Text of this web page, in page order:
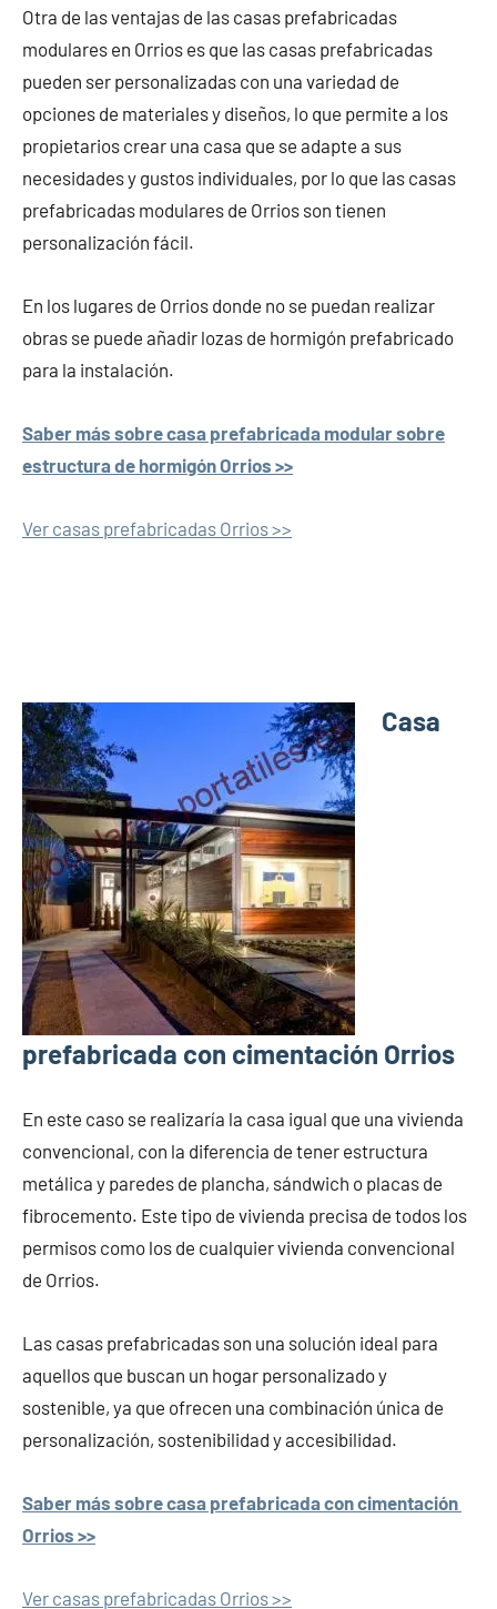
Otra de las ventajas de las casas prefabricadas
modulares en Orrios es que las casas prefabricadas
pueden ser personalizadas con una variedad de
opciones de materiales y diseños, lo que permite a los
propietarios crear una casa que se adapte a sus
necesidades y gustos individuales, por lo que las casas
prefabricadas modulares de Orrios son tienen
personalización fácil.
En los lugares de Orrios donde no se puedan realizar
obras se puede añadir lozas de hormigón prefabricado
para la instalación.
Saber más sobre casa prefabricada modular sobre
estructura de hormigón Orrios >>
Ver casas prefabricadas Orrios >>
Casa
prefabricada con cimentación Orrios
En este caso se realizaría la casa igual que una vivienda
convencional, con la diferencia de tener estructura
metálica y paredes de plancha, sándwich o placas de
fibrocemento. Este tipo de vivienda precisa de todos los
permisos como los de cualquier vivienda convencional
de Orrios.
Las casas prefabricadas son una solución ideal para
aquellos que buscan un hogar personalizado y
sostenible, ya que ofrecen una combinación única de
personalización, sostenibilidad y accesibilidad.
Saber más sobre casa prefabricada con cimentación
Orrios >>
Ver casas prefabricadas Orrios >>